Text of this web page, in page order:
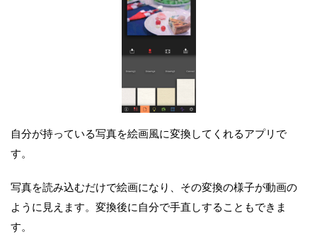
自分が持っている写真を絵画風に変換してくれるアプリで
す。
写真を読み込むだけで絵画になり、その変換の様子が動画の
ように見えます。変換後に自分で手直しすることもできま
す。